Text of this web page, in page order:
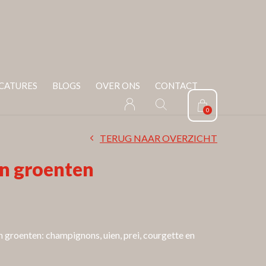
BLOGS OVER ONS CONTACT
0
groenten
TERUG NAAR OVERZICHT
groenten: champignons, uien, prei, courgette en